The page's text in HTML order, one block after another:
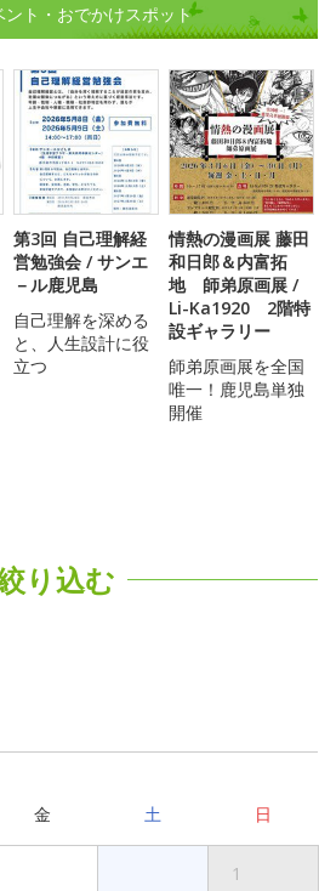
ト・おでかけスポット
第3回 自己理解経
営勉強会 / サンエ
－ル鹿児島
自己理解を深める
と、人生設計に役
立つ
情熱の漫画展 藤田
和日郎＆内富拓
地 師弟原画展 /
Li-Ka1920 2階特
設ギャラリー
師弟原画展を全国
唯一！鹿児島単独
開催
り込む
金 土 日
1